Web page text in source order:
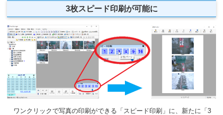
3枚スピード印刷が可能に
ワンクリックで写真の印刷ができる「スピード印刷」に、新たに「3